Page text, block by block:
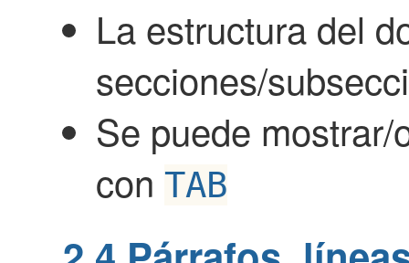
La estructura del
secciones/
Se puede
con TAB